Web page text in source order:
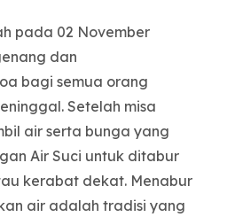
pada 02 November
dan
bagi semua orang
Setelah misa
air serta bunga yang
Air Suci untuk ditabur
kerabat dekat. Menabur
air adalah tradisi yang